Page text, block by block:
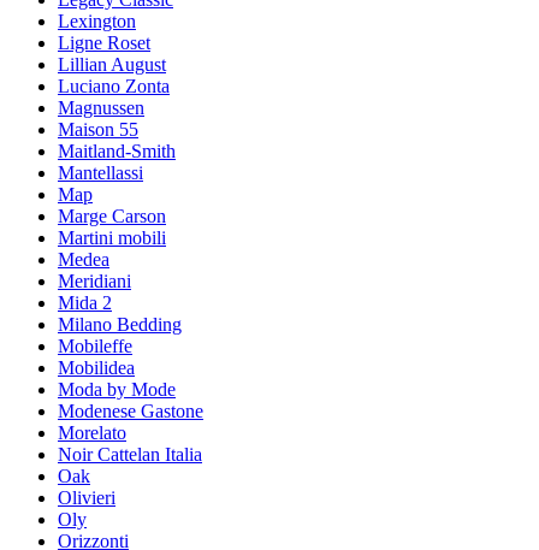
Lexington
Ligne Roset
Lillian August
Luciano Zonta
Magnussen
Maison 55
Maitland-Smith
Mantellassi
Map
Marge Carson
Martini mobili
Medea
Meridiani
Mida 2
Milano Bedding
Mobileffe
Mobilidea
Moda by Mode
Modenese Gastone
Morelato
Noir Cattelan Italia
Oak
Olivieri
Oly
Orizzonti